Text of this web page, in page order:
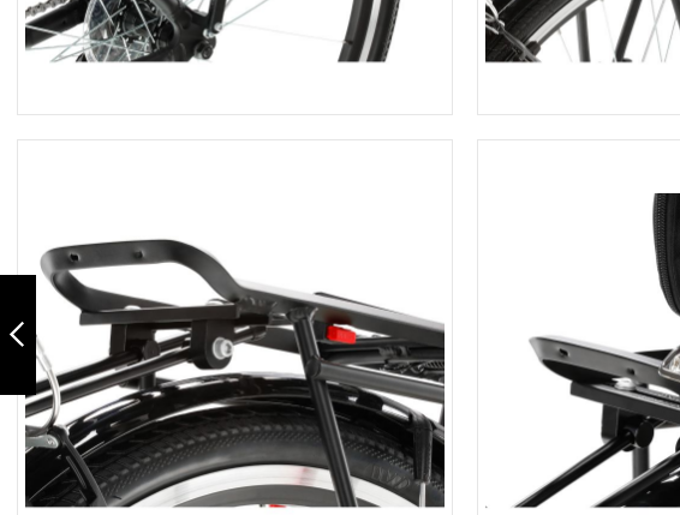
PORTBAGAJ
LIBERTYRACK
CARRY MORE
ANTERIOR